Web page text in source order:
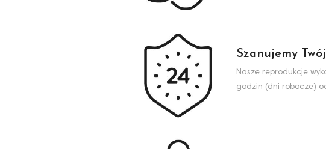
Szanujemy
Nasze reprodukcje
godzin (dni robocze)